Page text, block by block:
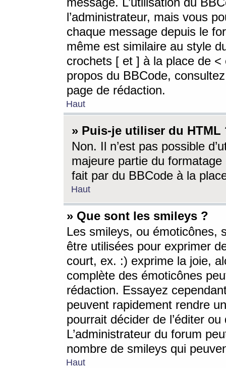
l’administrateur, mais vous
chaque message depuis le
même est similaire au style
crochets [ et ] à la place de <
propos du BBCode,
page de rédaction.
Haut
» Puis-je utiliser du HTML
Non. Il n’est pas possible
majeure partie du
fait par du BBCode à la
Haut
» Que sont les smileys ?
Les smileys, ou émoticônes,
être utilisées pour exprimer
court, ex. :) exprime la joie,
complète des émoticônes
rédaction. Essayez
peuvent rapidement rendre
pourrait décider de l’éditer
L’administrateur du forum
nombre de smileys qui
Haut